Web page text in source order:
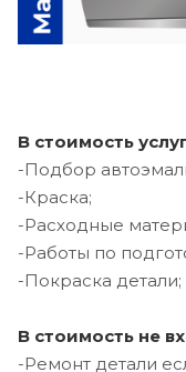
В стоимость
-Подбор
-Краска;
-Расходные
-Работы по
-Покраска детали;
В стоимость не
-Ремонт детали